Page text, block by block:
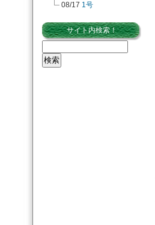
08/17 1号
サイト内検索！